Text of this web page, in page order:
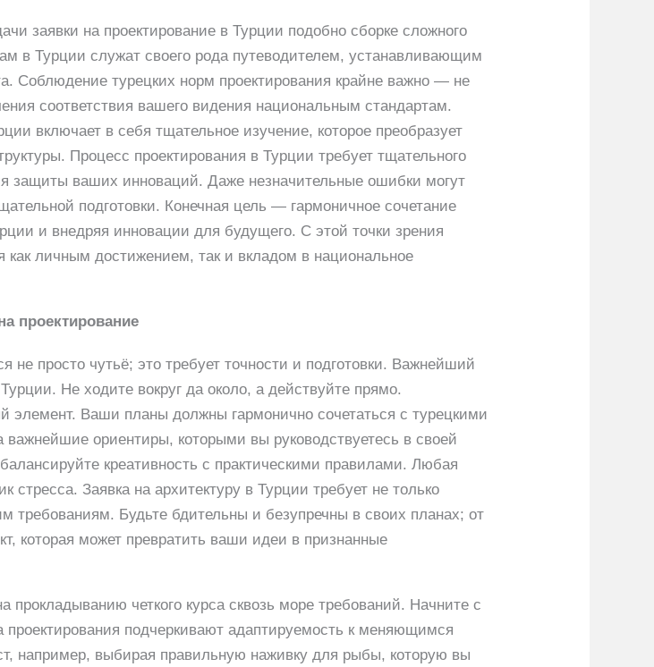
заявки на проектирование в Турции подобно сборке сложного
в Турции служат своего рода путеводителем, устанавливающим
Соблюдение турецких норм проектирования крайне важно — не
соответствия вашего видения национальным стандартам.
включает в себя тщательное изучение, которое преобразует
Процесс проектирования в Турции требует тщательного
защиты ваших инноваций. Даже незначительные ошибки могут
подготовки. Конечная цель — гармоничное сочетание
и внедряя инновации для будущего. С этой точки зрения
как личным достижением, так и вкладом в национальное
проектирование
не просто чутьё; это требует точности и подготовки. Важнейший
Не ходите вокруг да около, а действуйте прямо.
элемент. Ваши планы должны гармонично сочетаться с турецкими
ориентиры, которыми вы руководствуетесь в своей
креативность с практическими правилами. Любая
Заявка на архитектуру в Турции требует не только
требованиям. Будьте бдительны и безупречны в своих планах; от
которая может превратить ваши идеи в признанные
прокладыванию четкого курса сквозь море требований. Начните с
подчеркивают адаптируемость к меняющимся
например, выбирая правильную наживку для рыбы, которую вы